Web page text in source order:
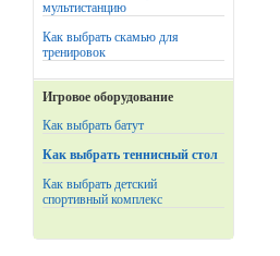
мультистанцию
Как выбрать скамью для
тренировок
Игровое оборудование
Как выбрать батут
Как выбрать теннисный стол
Как выбрать детский
спортивный комплекс